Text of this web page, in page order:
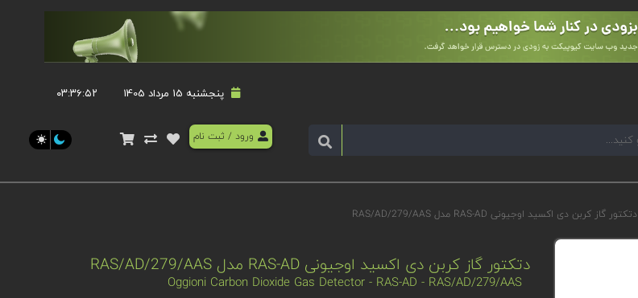
پنجشنبه 15 مرداد 1405 ۰۳:۳۶:۵۲
ورود / ثبت نام
دتکتور گاز کربن دی اکسید اوجیونی RAS-AD مدل RAS/AD/279/AAS
دتکتور گاز کربن دی اکسید اوجیونی RAS-AD مدل RAS/AD/279/AAS
Oggioni Carbon Dioxide Gas Detector - RAS-AD - RAS/AD/279/AAS